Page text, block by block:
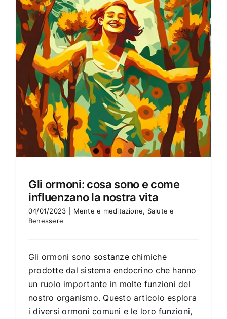
Amore e amare
Cucinare in modo sano
Verde e Sostenibilità
Articoli
Ciao sono Virginia
Contattami
Gli ormoni: cosa sono e come
influenzano la nostra vita
04/01/2023 Mente e meditazione, Salute e
Benessere
Gli ormoni sono sostanze chimiche
prodotte dal sistema endocrino che hanno
un ruolo importante in molte funzioni del
nostro organismo. Questo articolo esplora
i diversi ormoni comuni e le loro funzioni,